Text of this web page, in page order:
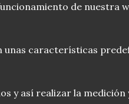
de nuestra
unas características
y así realizar la